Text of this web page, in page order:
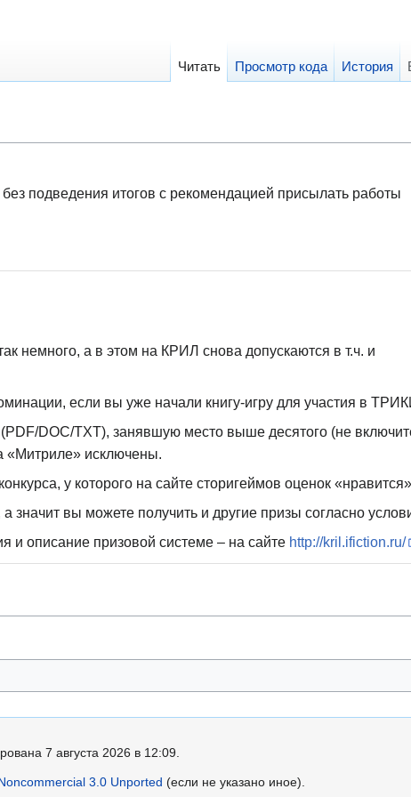
подведения итогов с рекомендацией присылать работы
немного, а в этом на КРИЛ снова допускаются в т.ч. и
если вы уже начали книгу-игру для участия в
DOC/TXT), занявшую место выше десятого (не
«Митриле» исключены.
у которого на сайте сторигеймов оценок
значит вы можете получить и другие призы согласно
и описание призовой системе – на сайте http://kril.ifiction.ru/
Читать Просмотр кода История
7 августа 2026 в 12:09.
3.0 Unported (если не указано иное).